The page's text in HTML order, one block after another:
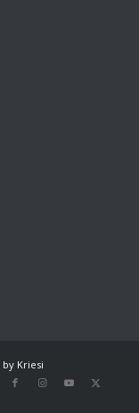
Kriesi